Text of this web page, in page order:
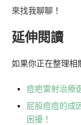
來找我聊聊！
延伸閱讀
如果你正在整理相
痘疤雷射治療
屁股痘痘的成
困擾！